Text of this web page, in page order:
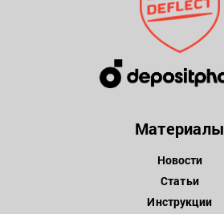
Материалы
Новости
Статьи
Инструкции